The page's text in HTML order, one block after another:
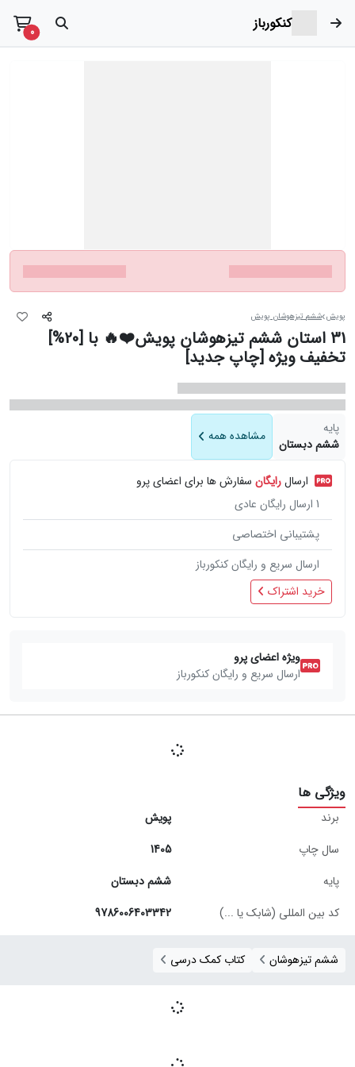
کنکورباز 0
items
پویش ششم تیزهوشان پویش
31 استان ششم تیزهوشان پویش❤️🔥 با [20%]
تخفیف ویژه [چاپ جدید]
پایه
ششم دبستان
مشاهده همه
ارسالرایگان سفارش ها برای اعضای پرو
1 ارسال رایگان عادی
پشتیبانی اختصاصی
ارسال سریع و رایگان کنکورباز
خرید اشتراک
ویژه اعضای پرو
ارسال سریع و رایگان کنکورباز
ویژگی ها
برند
پویش
سال چاپ
1405
پایه
ششم دبستان
کد بین المللی (شابک یا ...)
9786006403342
ششم تیزهوشان کتاب کمک درسی